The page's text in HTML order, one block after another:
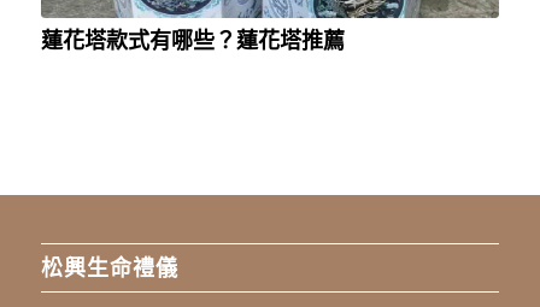
蓮花塔款式有哪些？蓮花塔推薦
松興生命禮儀